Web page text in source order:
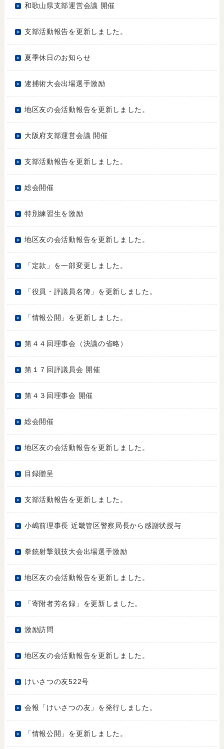
和歌山県支部運営会議 開催
支部活動報告を更新しました。
夏季休日のお知らせ
逮捕術大会出場選手激励
地区友の会活動報告を更新しました。
大阪府支部運営会議 開催
支部活動報告を更新しました。
総会開催
特別練習生を激励
地区友の会活動報告を更新しました。
「定款」を一部変更しました。
「役員・評議員名簿」を更新しました。
「情報公開」を更新しました。
第４４回理事会（決議の省略）
第１７回評議員会 開催
第４３回理事会 開催
総会開催
地区友の会活動報告を更新しました。
目録贈呈
支部活動報告を更新しました。
小嶋前理事長 近畿管区警察局長から感謝状授与
拳銃射撃競技大会出場選手激励
地区友の会活動報告を更新しました。
「寄附者芳名録」を更新しました。
激励訪問
地区友の会活動報告を更新しました。
けいさつの友522号
会報「けいさつの友」を発行しました。
「情報公開」を更新しました。